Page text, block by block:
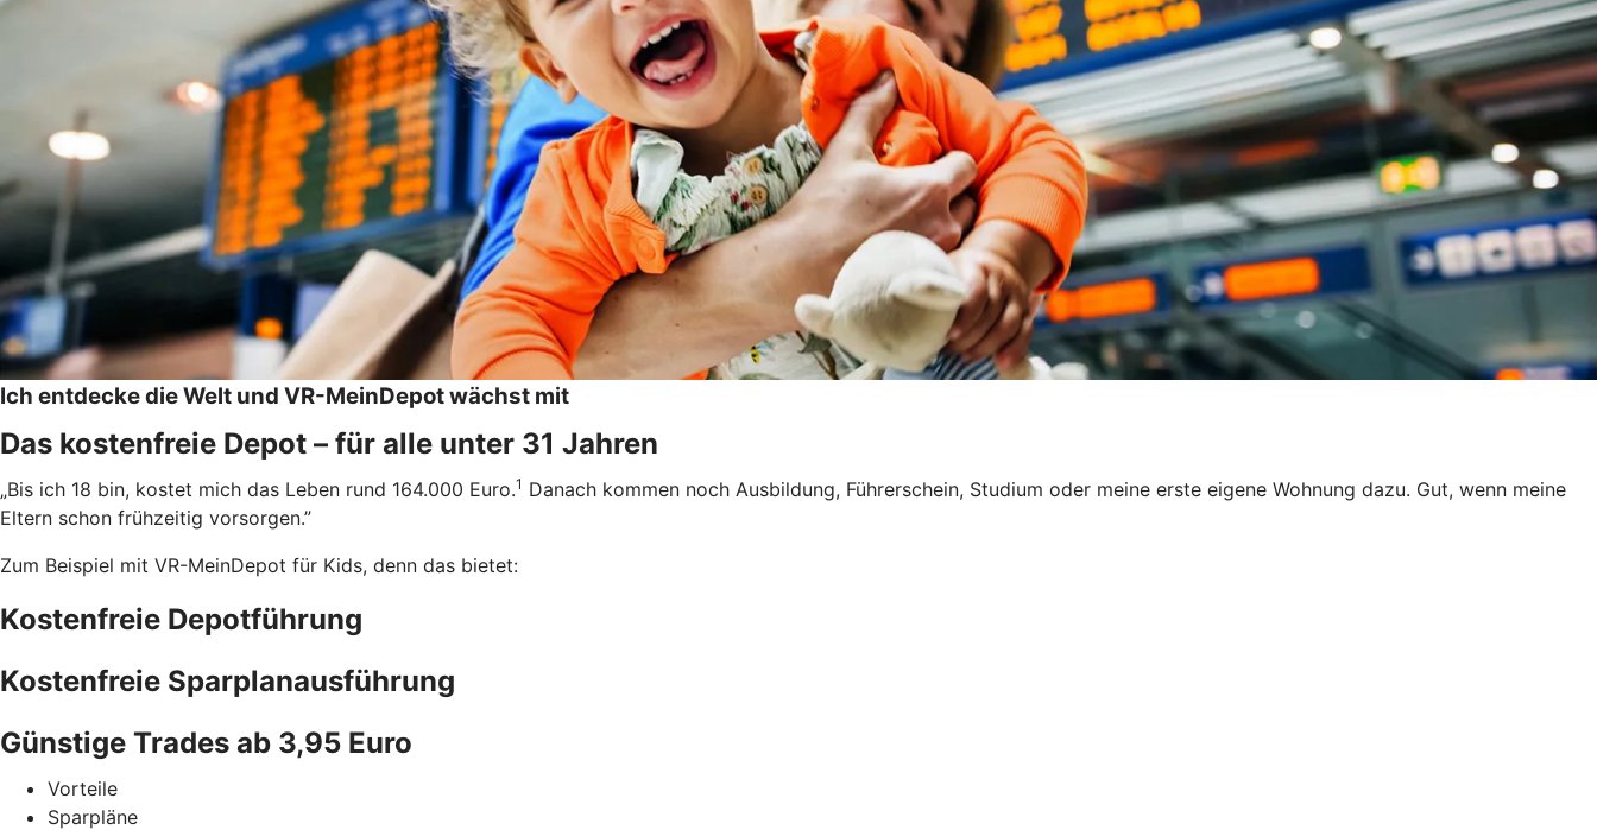
Ich entdecke die Welt und VR-MeinDepot wächst mit
Das kostenfreie Depot – für alle unter 31 Jahren
„Bis ich 18 bin, kostet mich das Leben rund 164.000 Euro.1 Danach kommen noch Ausbildung, Führerschein, Studium oder meine erste eigene Wohnung dazu. Gut, wenn meine
Eltern schon frühzeitig vorsorgen.”
Zum Beispiel mit VR-MeinDepot für Kids, denn das bietet:
Kostenfreie Depotführung
Kostenfreie Sparplanausführung
Günstige Trades ab 3,95 Euro
Vorteile
Sparpläne